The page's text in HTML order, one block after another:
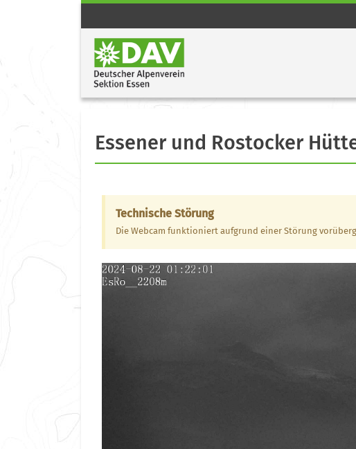
Essener und Rostocker
Technische Störung
Die Webcam funktioniert aufgrund einer Störung